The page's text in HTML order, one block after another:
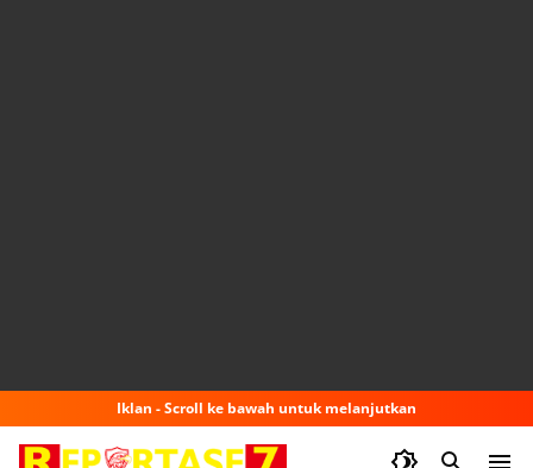
Iklan - Scroll ke bawah untuk melanjutkan